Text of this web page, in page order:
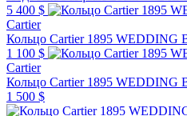
5 400 $
Cartier
Кольцо Cartier 1895 WEDDING
1 100 $
Cartier
Кольцо Cartier 1895 WEDDING
1 500 $